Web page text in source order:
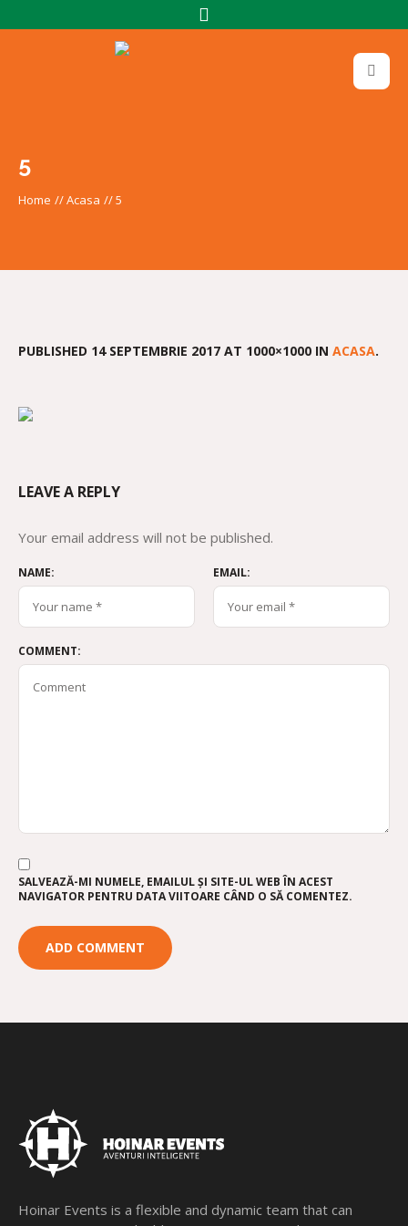
5
Home //Acasa //5
PUBLISHED 14 SEPTEMBRIE 2017 AT 1000×1000 IN ACASA.
LEAVE A REPLY
Your email address will not be published.
NAME: EMAIL:
COMMENT:
SALVEAZĂ-MI NUMELE, EMAILUL ȘI SITE-UL WEB ÎN ACEST
NAVIGATOR PENTRU DATA VIITOARE CÂND O SĂ COMENTEZ.
Hoinar Events is a flexible and dynamic team that can